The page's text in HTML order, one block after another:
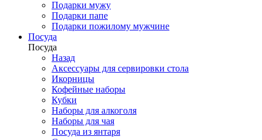
Подарки мужу
Подарки папе
Подарки пожилому мужчине
Посуда
Посуда
Назад
Аксессуары для сервировки стола
Икорницы
Кофейные наборы
Кубки
Наборы для алкоголя
Наборы для чая
Посуда из янтаря